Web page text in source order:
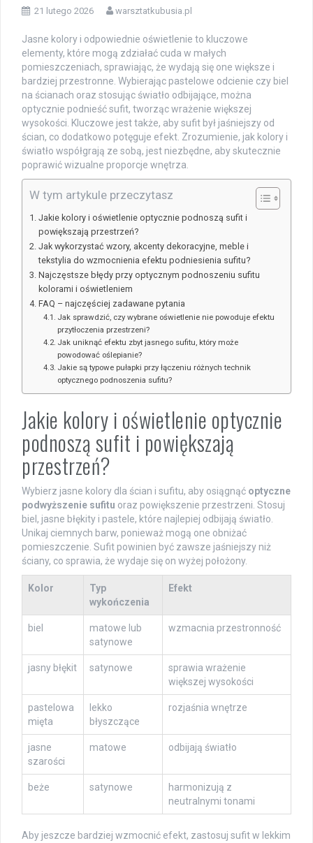
21 lutego 2026 warsztatkubusia.pl
Jasne kolory i odpowiednie oświetlenie to kluczowe
elementy, które mogą zdziałać cuda w małych
pomieszczeniach, sprawiając, że wydają się one większe i
bardziej przestronne. Wybierając pastelowe odcienie czy biel
na ścianach oraz stosując światło odbijające, można
optycznie podnieść sufit, tworząc wrażenie większej
wysokości. Kluczowe jest także, aby sufit był jaśniejszy od
ścian, co dodatkowo potęguje efekt. Zrozumienie, jak kolory i
światło współgrają ze sobą, jest niezbędne, aby skutecznie
poprawić wizualne proporcje wnętrza.
W tym artykule przeczytasz
Jakie kolory i oświetlenie optycznie podnoszą sufit i
powiększają przestrzeń?
Jak wykorzystać wzory, akcenty dekoracyjne, meble i
tekstylia do wzmocnienia efektu podniesienia sufitu?
Najczęstsze błędy przy optycznym podnoszeniu sufitu
kolorami i oświetleniem
FAQ – najczęściej zadawane pytania
Jak sprawdzić, czy wybrane oświetlenie nie powoduje efektu
przytłoczenia przestrzeni?
Jak uniknąć efektu zbyt jasnego sufitu, który może
powodować oślepianie?
Jakie są typowe pułapki przy łączeniu różnych technik
optycznego podnoszenia sufitu?
Jakie kolory i oświetlenie optycznie
podnoszą sufit i powiększają
przestrzeń?
Wybierz jasne kolory dla ścian i sufitu, aby osiągnąć optyczne
podwyższenie sufitu oraz powiększenie przestrzeni. Stosuj
biel, jasne błękity i pastele, które najlepiej odbijają światło.
Unikaj ciemnych barw, ponieważ mogą one obniżać
pomieszczenie. Sufit powinien być zawsze jaśniejszy niż
ściany, co sprawia, że wydaje się on wyżej położony.
Kolor
Typ
wykończenia
Efekt
biel
matowe lub
satynowe
wzmacnia przestronność
jasny błękit satynowe
sprawia wrażenie
większej wysokości
pastelowa
mięta
lekko
błyszczące
rozjaśnia wnętrze
jasne
szarości
matowe odbijają światło
beże satynowe
harmonizują z
neutralnymi tonami
Aby jeszcze bardziej wzmocnić efekt, zastosuj sufit w lekkim